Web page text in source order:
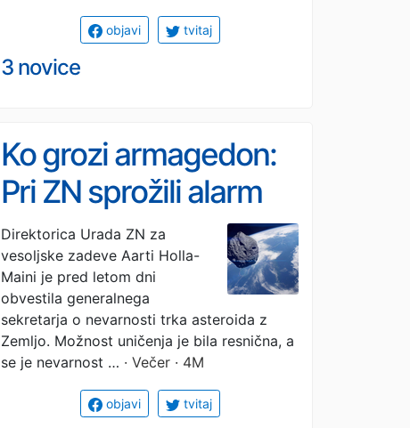
objavi tvitaj
3 novice
Ko grozi armagedon:
Pri ZN sprožili alarm
zaradi asteroida,
velikega kot manjša
zgradba, lahko bi
povzročil katastrofo
Direktorica Urada ZN za
vesoljske zadeve Aarti Holla-
Maini je pred letom dni
obvestila generalnega
sekretarja o nevarnosti trka asteroida z
Zemljo. Možnost uničenja je bila resnična, a
se je nevarnost … · Večer · 4M
objavi tvitaj